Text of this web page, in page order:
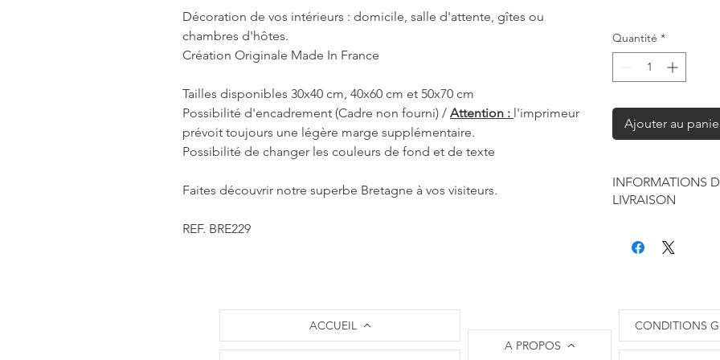
Décoration de vos intérieurs : domicile, salle d'attente, gîtes ou
chambres d'hôtes.
Création Originale Made In France
Tailles disponibles 30x40 cm, 40x60 cm et 50x70 cm
Possibilité d'encadrement (Cadre non fourni) / Attention : l'imprimeur
prévoit toujours une légère marge supplémentaire.
Possibilité de changer les couleurs de fond et de texte
Faites découvrir notre superbe Bretagne à vos visiteurs.
REF. BRE229
Quantité *
Ajouter au
INFORMATIONS
LIVRAISON
seule à sa
des affiches et
Les délais
généralement de 2
ACCUEIL
A PROPOS
CONDITIONS